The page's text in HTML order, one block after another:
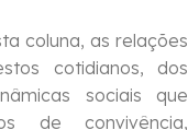
coluna, as relações
cotidianos, dos
sociais que
de convivência,